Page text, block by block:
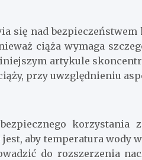
się nad
ciąża wymaga
artykule
przy uwzględnieniu
aby temperatura wody
do rozszerzenia